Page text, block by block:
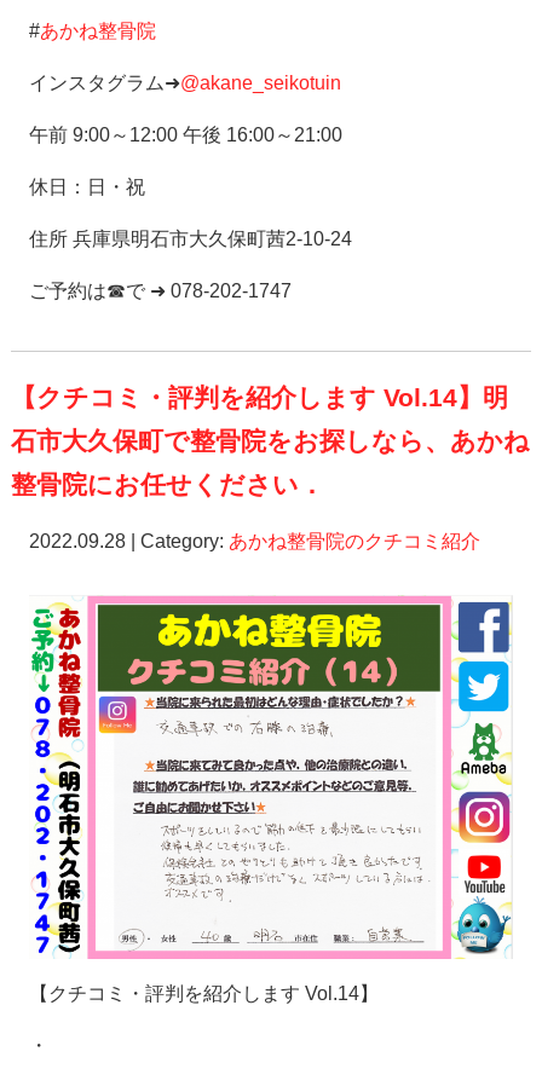
#あかね整骨院
インスタグラム➜@akane_seikotuin
午前 9:00～12:00 午後 16:00～21:00
休日：日・祝
住所 兵庫県明石市大久保町茜2-10-24
ご予約は☎で ➜ 078-202-1747
【クチコミ・評判を紹介します Vol.14】明
石市大久保町で整骨院をお探しなら、あかね
整骨院にお任せください．
2022.09.28 | Category: あかね整骨院のクチコミ紹介
【クチコミ・評判を紹介します Vol.14】
・